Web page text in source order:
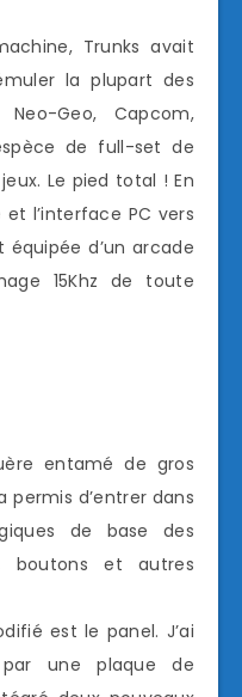
Trunks avait
la plupart des
Geo, Capcom,
de full-set de
Le pied total ! En
l’interface PC vers
d’un arcade
15Khz de toute
entamé de gros
permis d’entrer dans
de base des
boutons et autres
est le panel. J’ai
par une plaque de